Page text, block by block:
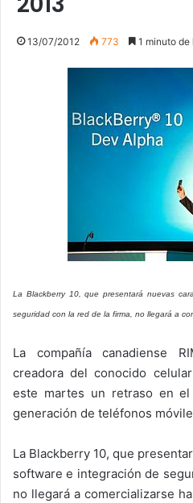
13/07/2012 773 1 minuto de
La Blackberry 10, que presentará nuevas
seguridad con la red de la firma, no llegará a
La compañía canadiense
creadora del conocido
este martes un retraso en
generación de teléfonos
La Blackberry 10, que
software e integración de
no llegará a comercializarse